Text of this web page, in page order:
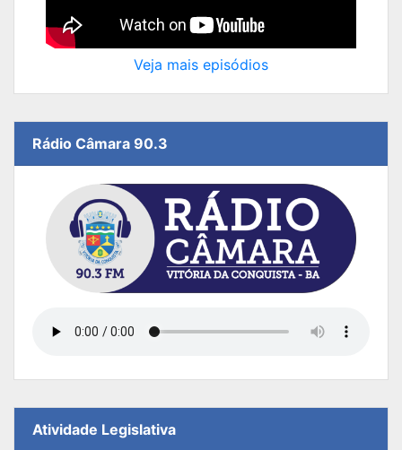
Veja mais episódios
Rádio Câmara 90.3
Atividade Legislativa